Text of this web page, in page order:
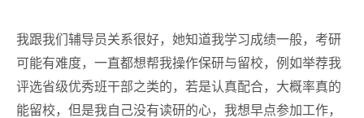
我跟我们辅导员关系很好，她知道我学习成绩一般，考研
可能有难度，一直都想帮我操作保研与留校，例如举荐我
评选省级优秀班干部之类的，若是认真配合，大概率真的
能留校，但是我自己没有读研的心，我想早点参加工作，